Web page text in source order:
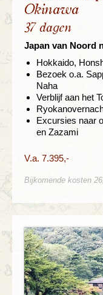
Okinawa
37 dagen
Japan van Noord
Hokkaido,
Bezoek o.a.
Naha
Verblijf aan het
Excursies naar
en Zazami
V.a. 7.395,-
Bijkomende kosten